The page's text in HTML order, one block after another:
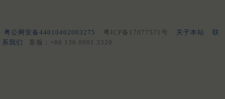
粤公网安备44010402003275 粤ICP备17077571号 关于本站
联
系我们
客服：+86 136 0901 3320